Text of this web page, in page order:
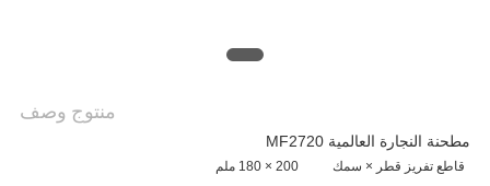
منتوج وصف
مطحنة النجارة العالمية MF2720
قاطع تفريز قطر × سمك 200 × 180 ملم